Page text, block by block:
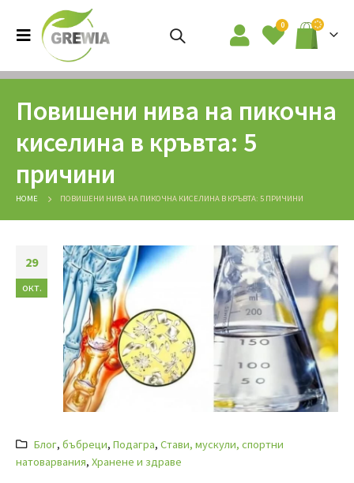
0
Повишени нива на пикочна
киселина в кръвта: 5
причини
HOME ПОВИШЕНИ НИВА НА ПИКОЧНА КИСЕЛИНА В КРЪВТА: 5 ПРИЧИНИ
29
окт.
Блог,бъбреци,Подагра,Стави, мускули, спортни
натоварвания, Хранене и здраве